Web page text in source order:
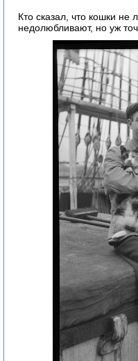
Кто сказал, что кошки
недолюбливают, но уж